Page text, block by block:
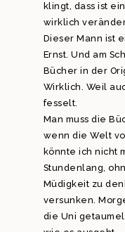
klingt, dass ist
wirklich
Dieser Mann ist
Ernst. Und am
Bücher in der
Wirklich. Weil
fesselt.
Man muss die
wenn die Welt
könnte ich nicht
Stundenlang,
Müdigkeit zu
versunken.
die Uni